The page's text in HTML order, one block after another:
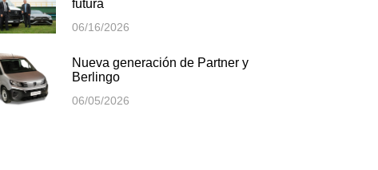
futura
06/16/2026
Nueva generación de Partner y
Berlingo
06/05/2026